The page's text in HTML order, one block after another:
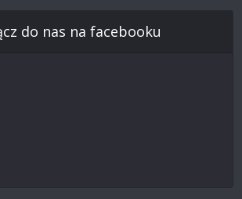
do nas na facebooku